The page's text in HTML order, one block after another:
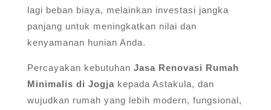
lagi beban biaya, melainkan investasi jangka
panjang untuk meningkatkan nilai dan
kenyamanan hunian Anda.
Percayakan kebutuhan Jasa Renovasi Rumah
Minimalis di Jogja kepada Astakula, dan
wujudkan rumah yang lebih modern, fungsional,